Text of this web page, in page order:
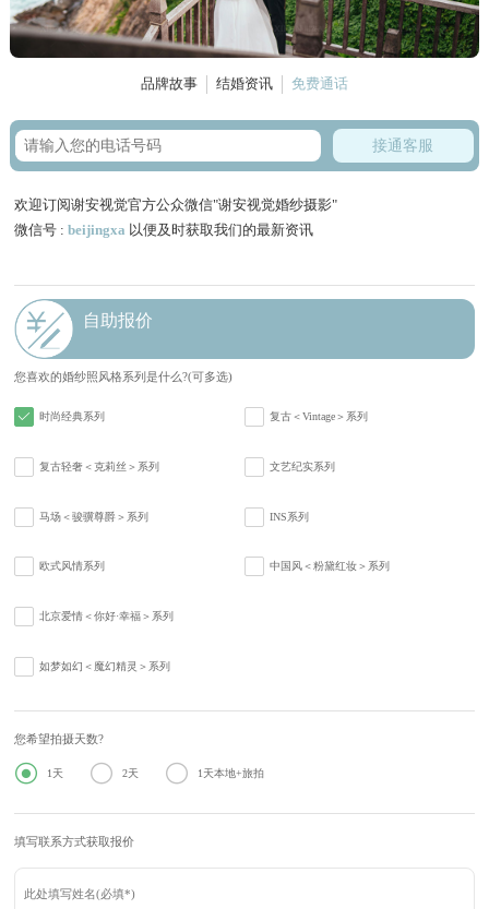
品牌故事 结婚资讯 免费通话
接通客服
欢迎订阅谢安视觉官方公众微信"谢安视觉婚纱摄影"
微信号 :beijingxa 以便及时获取我们的最新资讯
自助报价
您喜欢的婚纱照风格系列是什么?(可多选)
时尚经典系列 复古＜Vintage＞系列
复古轻奢＜克莉丝＞系列 文艺纪实系列
马场＜骏骥尊爵＞系列 INS系列
欧式风情系列 中国风＜粉黛红妆＞系列
北京爱情＜你好·幸福＞系列
如梦如幻＜魔幻精灵＞系列
您希望拍摄天数?
 1天  2天  1天本地+旅拍
填写联系方式获取报价